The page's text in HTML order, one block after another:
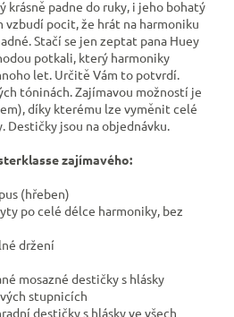
krásně padne do ruky, i jeho bohatý
vzbudí pocit, že hrát na harmoniku
Stačí se jen zeptat pana Huey
potkali, který harmoniky
let. Určitě Vám to potvrdí.
tóninách. Zajímavou možností je
díky kterému lze vyměnit celé
Destičky jsou na objednávku.
zajímavého:
(hřeben)
po celé délce harmoniky, bez
držení
mosazné destičky s hlásky
stupnicích
destičky s hlásky ve všech